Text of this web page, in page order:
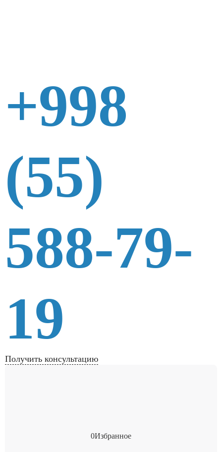
+998
(55)
588-79-
19
Получить консультацию
0Избранное